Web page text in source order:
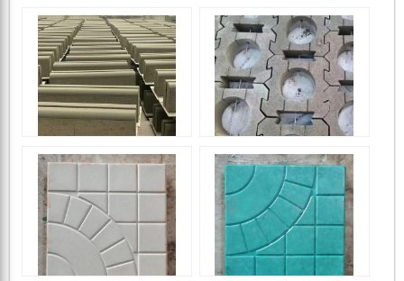
PC砖 PC砖
护坡连锁砖